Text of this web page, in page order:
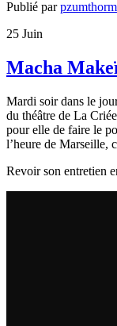
Publié par
25 Juin
Macha
Mardi soir dans le
du théâtre de La
pour elle de faire le
l’heure de Marseille,
Revoir son entretien